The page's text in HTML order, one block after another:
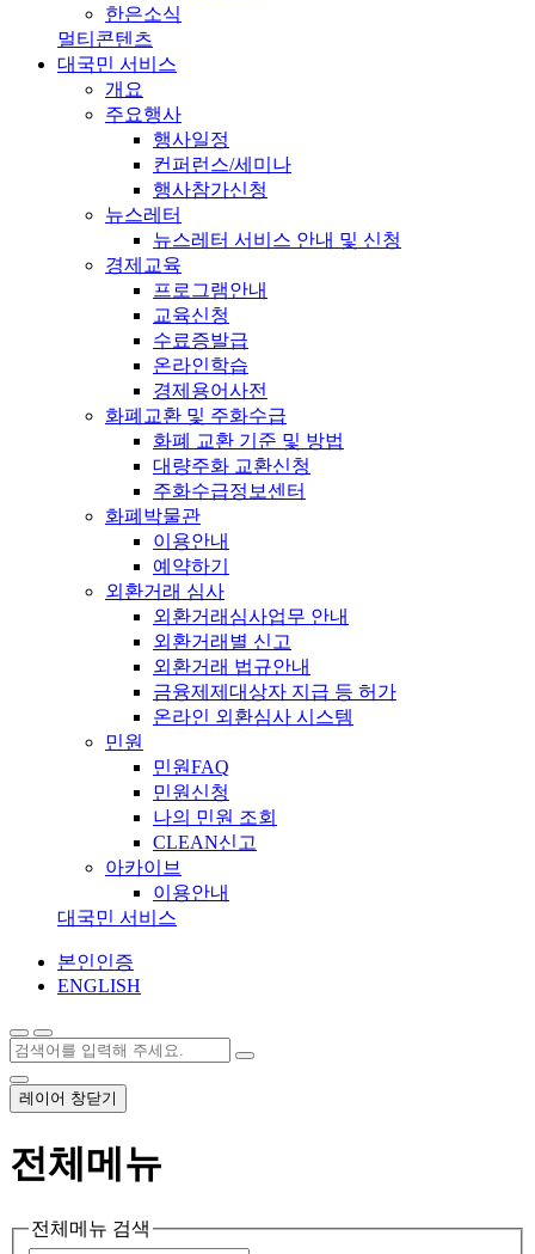
한은소식
멀티콘텐츠
대국민 서비스
개요
주요행사
행사일정
컨퍼런스/세미나
행사참가신청
뉴스레터
뉴스레터 서비스 안내 및 신청
경제교육
프로그램안내
교육신청
수료증발급
온라인학습
경제용어사전
화폐교환 및 주화수급
화폐 교환 기준 및 방법
대량주화 교환신청
주화수급정보센터
화폐박물관
이용안내
예약하기
외환거래 심사
외환거래심사업무 안내
외환거래별 신고
외환거래 법규안내
금융제제대상자 지급 등 허가
온라인 외환심사 시스템
민원
민원FAQ
민원신청
나의 민원 조회
CLEAN신고
아카이브
이용안내
대국민 서비스
본인인증
ENGLISH
레이어 창닫기
전체메뉴
전체메뉴 검색